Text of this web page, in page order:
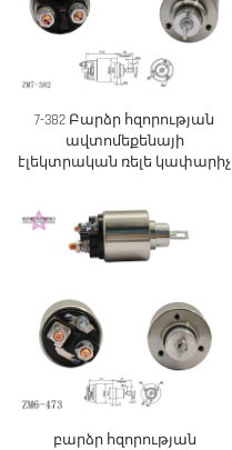
7-382 Բարձր հզորության
ավտոմեքենայի
էլեկտրական ռելե կափարիչ
բարձր հզորության